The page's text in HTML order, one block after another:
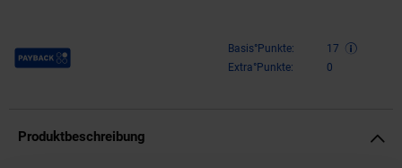
Payback Punkte Basis°Punkte:
17
Extra°Punkte:
0
Produktbeschreibung